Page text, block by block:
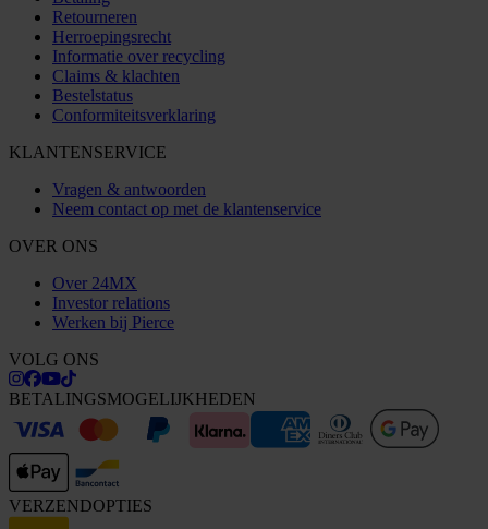
Retourneren
Herroepingsrecht
Informatie over recycling
Claims & klachten
Bestelstatus
Conformiteitsverklaring
KLANTENSERVICE
Vragen & antwoorden
Neem contact op met de klantenservice
OVER ONS
Over 24MX
Investor relations
Werken bij Pierce
VOLG ONS
BETALINGSMOGELIJKHEDEN
VERZENDOPTIES